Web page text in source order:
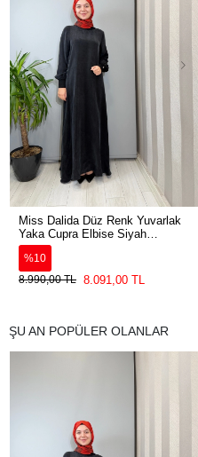
Miss Dalida Düz Renk Yuvarlak
Yaka Cupra Elbise Siyah
2264304
%10
8.990,00 TL 8.091,00 TL
ŞU AN POPÜLER OLANLAR